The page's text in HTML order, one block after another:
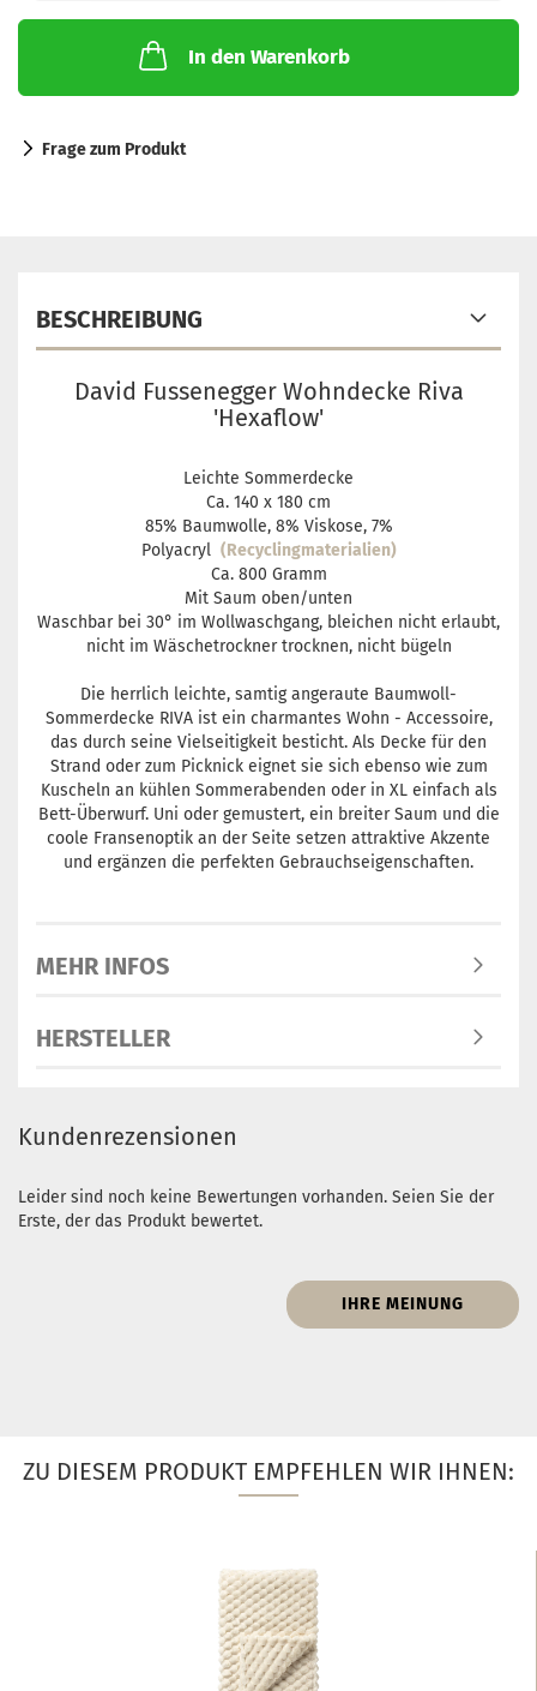
In den Warenkorb
Frage zum Produkt
BESCHREIBUNG
David Fussenegger Wohndecke Riva
'Hexaflow'
Leichte Sommerdecke
Ca. 140 x 180 cm
85% Baumwolle, 8% Viskose, 7%
Polyacryl (Recyclingmaterialien)
Ca. 800 Gramm
Mit Saum oben/unten
Waschbar bei 30° im Wollwaschgang, bleichen nicht erlaubt,
nicht im Wäschetrockner trocknen, nicht bügeln
Die herrlich leichte, samtig angeraute Baumwoll-
Sommerdecke RIVA ist ein charmantes Wohn - Accessoire,
das durch seine Vielseitigkeit besticht. Als Decke für den
Strand oder zum Picknick eignet sie sich ebenso wie zum
Kuscheln an kühlen Sommerabenden oder in XL einfach als
Bett-Überwurf. Uni oder gemustert, ein breiter Saum und die
coole Fransenoptik an der Seite setzen attraktive Akzente
und ergänzen die perfekten Gebrauchseigenschaften.
MEHR INFOS
HERSTELLER
Kundenrezensionen
Leider sind noch keine Bewertungen vorhanden. Seien Sie der
Erste, der das Produkt bewertet.
IHRE MEINUNG
ZU DIESEM PRODUKT EMPFEHLEN WIR IHNEN: